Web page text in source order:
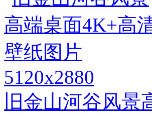
5120x2880
旧金山河谷风